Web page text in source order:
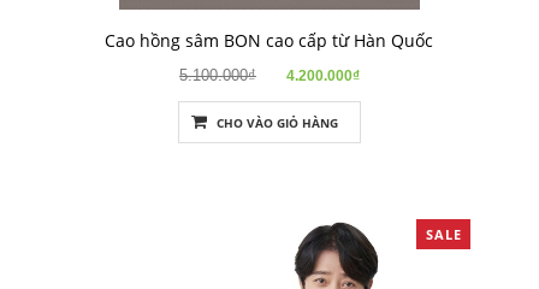
Cao hồng sâm BON cao cấp từ Hàn Quốc
5.100.000₫ 4.200.000₫
CHO VÀO GIỎ HÀNG
SALE